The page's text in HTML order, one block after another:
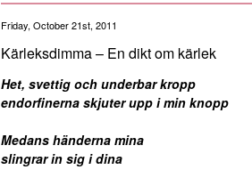
Friday, October 21st, 2011
Kärleksdimma – En dikt om kärlek
Het, svettig och underbar kropp
endorfinerna skjuter upp i min knopp
Medans händerna mina
slingrar in sig i dina